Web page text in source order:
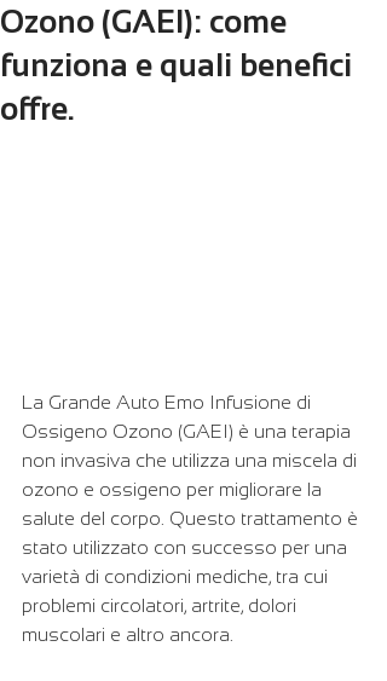
Ozono (GAEI): come
funziona e quali benefici
offre.
La Grande Auto Emo Infusione di
Ossigeno Ozono (GAEI) è una terapia
non invasiva che utilizza una miscela di
ozono e ossigeno per migliorare la
salute del corpo. Questo trattamento è
stato utilizzato con successo per una
varietà di condizioni mediche, tra cui
problemi circolatori, artrite, dolori
muscolari e altro ancora.